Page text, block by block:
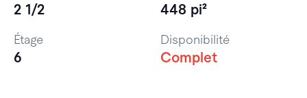
2 1/2 448 pi²
Étage
6
Disponibilité
Complet